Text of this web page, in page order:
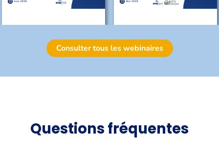
Consulter tous les webinaires
Questions fréquentes